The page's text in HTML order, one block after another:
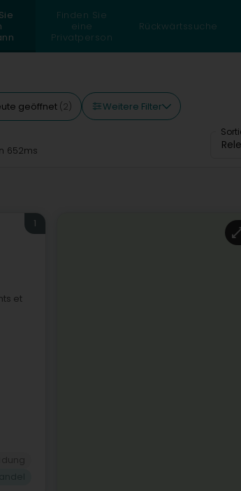
Finden Sie
eine
Privatperson
Rückwärtssuche
geöffnet (2) Weitere Filter
652ms
1
et